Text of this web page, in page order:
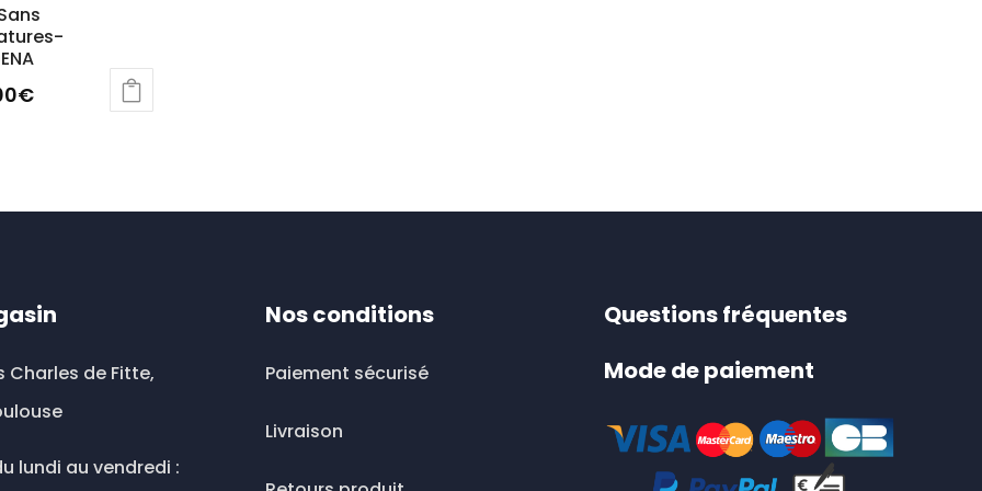
€
Charles de Fitte,
lundi au vendredi :
Nos conditions
Paiement sécurisé
Livraison
Questions fréquentes
Mode de paiement